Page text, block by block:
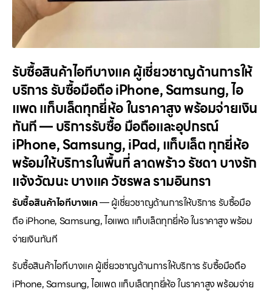
รับซื้อสินค้าไอทีบางแค ผู้เชี่ยวชาญด้านการให้
บริการ รับซื้อมือถือ iPhone, Samsung, ไอ
แพด แท็บเล็ตทุกยี่ห้อ ในราคาสูง พร้อมจ่ายเงิน
ทันที — บริการรับซื้อ มือถือและอุปกรณ์
iPhone, Samsung, iPad, แท็บเล็ต ทุกยี่ห้อ
พร้อมให้บริการในพื้นที่ ลาดพร้าว รัชดา บางรัก
แจ้งวัฒนะ บางแค วัชรพล รามอินทรา
รับซื้อสินค้าไอทีบางแค— ผู้เชี่ยวชาญด้านการให้บริการ รับซื้อมือ
ถือ iPhone, Samsung, ไอแพด แท็บเล็ตทุกยี่ห้อ ในราคาสูง พร้อม
จ่ายเงินทันที
รับซื้อสินค้าไอทีบางแค ผู้เชี่ยวชาญด้านการให้บริการ รับซื้อมือถือ
iPhone, Samsung, ไอแพด แท็บเล็ตทุกยี่ห้อ ในราคาสูง พร้อมจ่าย